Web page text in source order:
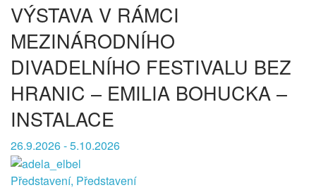
VÝSTAVA V RÁMCI
MEZINÁRODNÍHO
DIVADELNÍHO FESTIVALU BEZ
HRANIC – EMILIA BOHUCKA –
INSTALACE
26.9.2026 - 5.10.2026
Představení, Představení